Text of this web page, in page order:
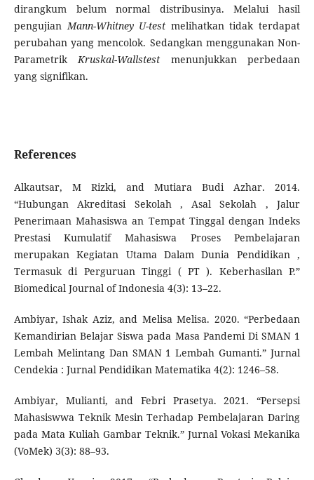
dirangkum belum normal distribusinya. Melalui hasil
pengujianMann-Whitney U-test melihatkan tidak terdapat
perubahan yang mencolok. Sedangkan menggunakan Non-
ParametrikKruskal-Wallstest menunjukkan perbedaan
yang signifikan.
References
Alkautsar, M Rizki, and Mutiara Budi Azhar. 2014.
“Hubungan Akreditasi Sekolah , Asal Sekolah , Jalur
Penerimaan Mahasiswa an Tempat Tinggal dengan Indeks
Prestasi Kumulatif Mahasiswa Proses Pembelajaran
merupakan Kegiatan Utama Dalam Dunia Pendidikan ,
Termasuk di Perguruan Tinggi ( PT ). Keberhasilan P.”
Biomedical Journal of Indonesia 4(3): 13–22.
Ambiyar, Ishak Aziz, and Melisa Melisa. 2020. “Perbedaan
Kemandirian Belajar Siswa pada Masa Pandemi Di SMAN 1
Lembah Melintang Dan SMAN 1 Lembah Gumanti.” Jurnal
Cendekia : Jurnal Pendidikan Matematika 4(2): 1246–58.
Ambiyar, Mulianti, and Febri Prasetya. 2021. “Persepsi
Mahasiswwa Teknik Mesin Terhadap Pembelajaran Daring
pada Mata Kuliah Gambar Teknik.” Jurnal Vokasi Mekanika
(VoMek) 3(3): 88–93.